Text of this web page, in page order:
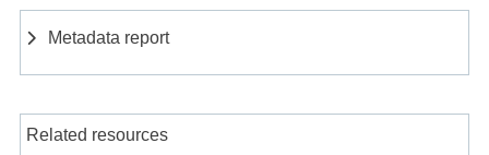
Metadata report
Related resources